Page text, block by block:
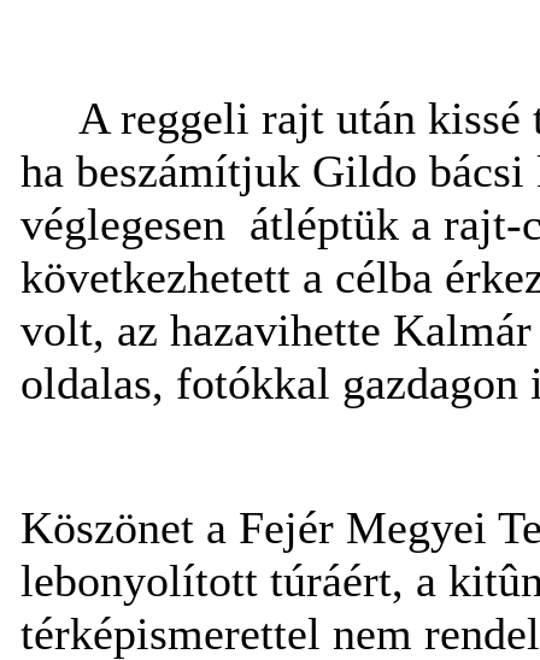
A reggeli rajt után kissé
ha beszámítjuk Gildo
véglegesen átléptük a rajt-
következhetett a célba
volt, az hazavihette
oldalas, fotókkal
Köszönet a Fejér Megyei
lebonyolított túráért, a
térképismerettel nem